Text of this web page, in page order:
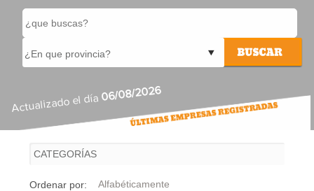
Actualizado el día06/08/2026
Ordenar por:
Alfabéticamente